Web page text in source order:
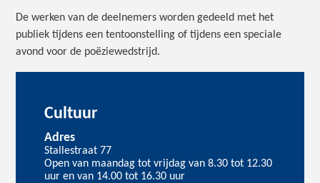
De werken van de deelnemers worden gedeeld met het
publiek tijdens een tentoonstelling of tijdens een speciale
avond voor de poëziewedstrijd.
Cultuur
Adres
Stallestraat 77
Open van maandag tot vrijdag van 8.30 tot 12.30
uur en van 14.00 tot 16.30 uur